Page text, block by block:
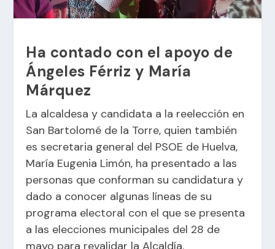
Ha contado con el apoyo de
Ángeles Férriz y María
Márquez
La alcaldesa y candidata a la reelección en
San Bartolomé de la Torre, quien también
es secretaria general del PSOE de Huelva,
María Eugenia Limón, ha presentado a las
personas que conforman su candidatura y
dado a conocer algunas líneas de su
programa electoral con el que se presenta
a las elecciones municipales del 28 de
mayo para revalidar la Alcaldía.